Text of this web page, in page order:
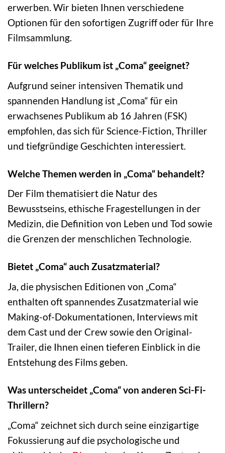
erwerben. Wir bieten Ihnen verschiedene
Optionen für den sofortigen Zugriff oder für Ihre
Filmsammlung.
Für welches Publikum ist „Coma“ geeignet?
Aufgrund seiner intensiven Thematik und
spannenden Handlung ist „Coma“ für ein
erwachsenes Publikum ab 16 Jahren (FSK)
empfohlen, das sich für Science-Fiction, Thriller
und tiefgründige Geschichten interessiert.
Welche Themen werden in „Coma“ behandelt?
Der Film thematisiert die Natur des
Bewusstseins, ethische Fragestellungen in der
Medizin, die Definition von Leben und Tod sowie
die Grenzen der menschlichen Technologie.
Bietet „Coma“ auch Zusatzmaterial?
Ja, die physischen Editionen von „Coma“
enthalten oft spannendes Zusatzmaterial wie
Making-of-Dokumentationen, Interviews mit
dem Cast und der Crew sowie den Original-
Trailer, die Ihnen einen tieferen Einblick in die
Entstehung des Films geben.
Was unterscheidet „Coma“ von anderen Sci-Fi-
Thrillern?
„Coma“ zeichnet sich durch seine einzigartige
Fokussierung auf die psychologische und